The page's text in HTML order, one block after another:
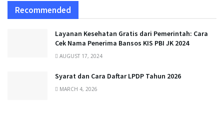
Recommended
Layanan Kesehatan Gratis dari Pemerintah: Cara
Cek Nama Penerima Bansos KIS PBI JK 2024
AUGUST 17, 2024
Syarat dan Cara Daftar LPDP Tahun 2026
MARCH 4, 2026